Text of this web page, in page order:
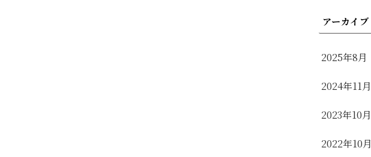
アーカイブ
2025年8月
2024年11月
2023年10月
2022年10月